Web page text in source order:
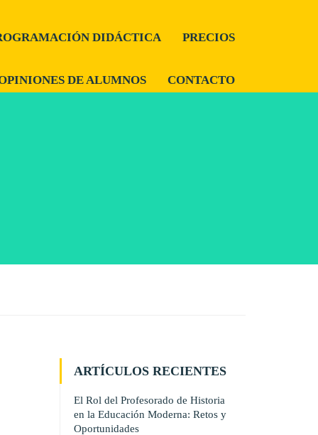
DIDÁCTICA PRECIOS
DE ALUMNOS CONTACTO
ARTÍCULOS RECIENTES
El Rol del Profesorado de Historia
en la Educación Moderna: Retos y
Oportunidades